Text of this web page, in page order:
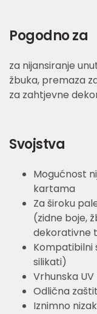
Pogodno za
za nijansiranje
žbuka, premaza
za zahtjevne
Svojstva
Mogućnost
kartama
Za široku
(zidne boje,
dekorativne
Kompatibilni
silikati)
Vrhunska
Odlična
Iznimno